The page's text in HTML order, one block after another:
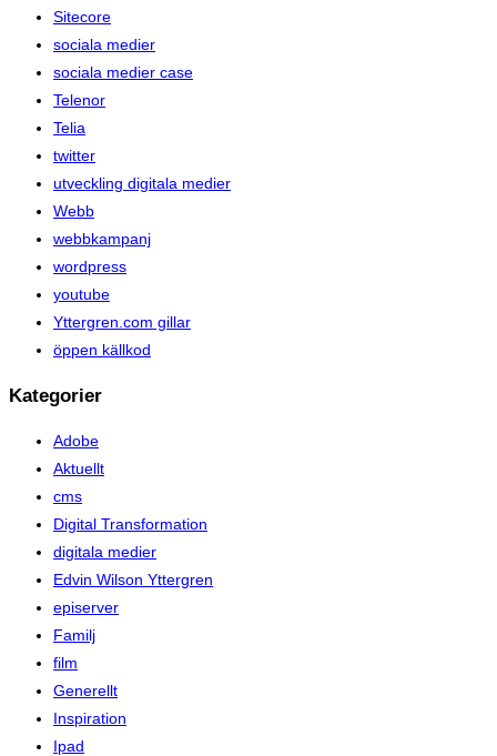
Sitecore
sociala medier
sociala medier case
Telenor
Telia
twitter
utveckling digitala medier
Webb
webbkampanj
wordpress
youtube
Yttergren.com gillar
öppen källkod
Kategorier
Adobe
Aktuellt
cms
Digital Transformation
digitala medier
Edvin Wilson Yttergren
episerver
Familj
film
Generellt
Inspiration
Ipad